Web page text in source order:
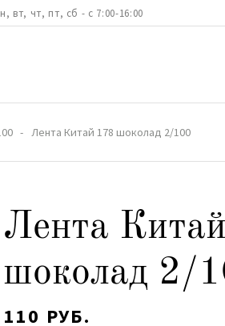
вт, чт, пт, сб - с 7:00-16:00
Лента Китай 178 шоколад 2/100
Лента
шоколад 2/
110 РУБ.